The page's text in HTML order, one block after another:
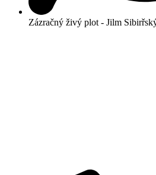
Zázračný živý plot - Jilm